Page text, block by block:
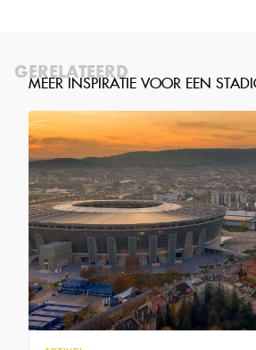
GERELATEERD